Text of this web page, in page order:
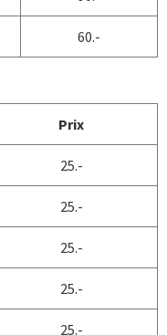
60.-
Prix
25.-
25.-
25.-
25.-
25.-